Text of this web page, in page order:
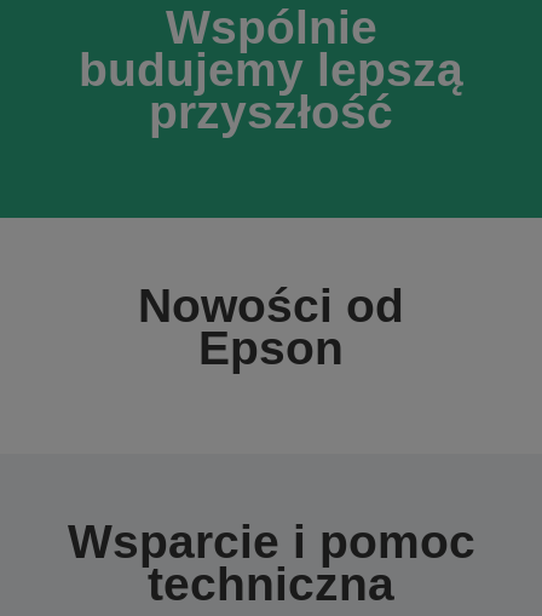
Wspólnie
budujemy lepszą
przyszłość
Nowości od
Epson
Wsparcie i pomoc
techniczna